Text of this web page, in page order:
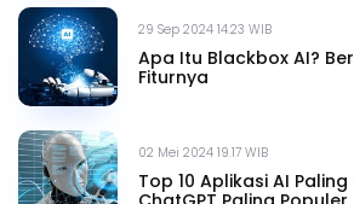
29 Sep 2024 14.23 WIB
Apa Itu Blackbox AI?
Fiturnya
02 Mei 2024 19.17 WIB
Top 10 Aplikasi AI